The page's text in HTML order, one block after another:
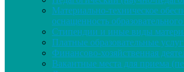
Материально-техническое
оснащенность
Стипендии и иные виды
Платные образовательные
Финансово-хозяйственная
Вакантные места для приема